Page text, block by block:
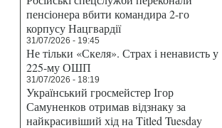
пенсіонера вбити командира 2-го
корпусу Нацгвардії
31/07/2026 - 19:45
Не тільки «Скеля». Страх і ненависть у
225-му ОШП
31/07/2026 - 18:19
Український гросмейстер Ігор
Самуненков отримав відзнаку за
найкрасивіший хід на Titled Tuesday